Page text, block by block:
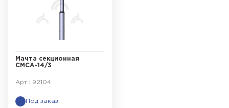
Мачта секционная
СМСА-14/3
Арт.: 92104
Под заказ